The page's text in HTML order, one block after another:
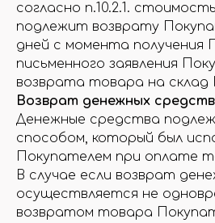
согласно п.10.2.1.
подлежит возврату
дней с момента получения
письменного заявления
возврата товара на склад
Возврат денежных
Денежные средства
способом, который был
Покупателем при оплате
В случае если возврат
осуществляется не
возвратом товара